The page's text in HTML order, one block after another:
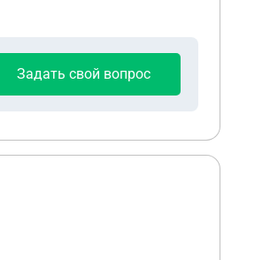
Задать свой вопрос